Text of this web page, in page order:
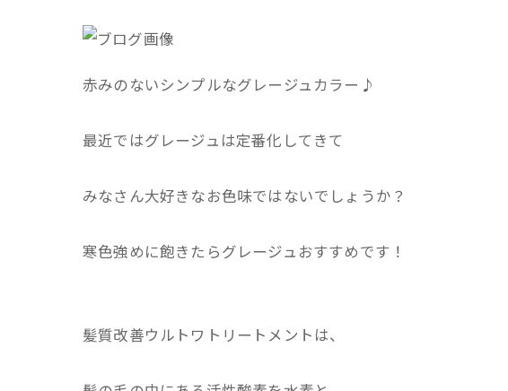
赤みのないシンプルなグレージュカラー♪
最近ではグレージュは定番化してきて
みなさん大好きなお色味ではないでしょうか？
寒色強めに飽きたらグレージュおすすめです！
髪質改善ウルトワトリートメントは、